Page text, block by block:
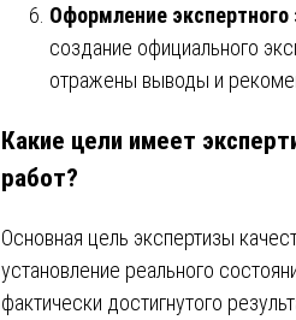
Оформление экспертного
создание официального
отражены выводы и
Какие цели имеет
работ?
Основная цель экспертизы
установление реального
фактически достигнутого